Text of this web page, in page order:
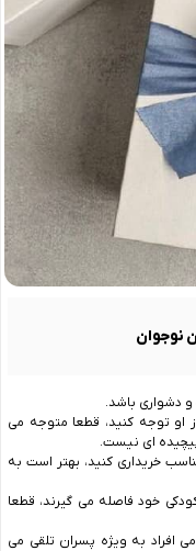
نوجوان
و دشواری باشد.
او توجه کنید، قطعا متوجه می
ای نیست.
خریداری کنید، بهتر است به
خود فاصله می گیرند، قطعا
افراد به ویژه پسران تلقی می